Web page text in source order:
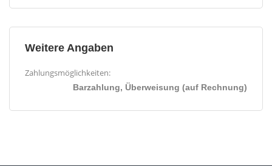
Weitere Angaben
Zahlungsmöglichkeiten:
Barzahlung, Überweisung (auf Rechnung)